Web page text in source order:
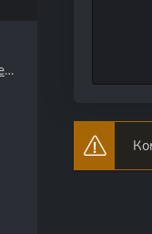
Возвращение рождественского малыша (2019)